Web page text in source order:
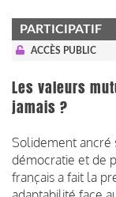
PARTICIPATIF
ACCÈS PUBLIC
Les valeurs
jamais ?
Solidement ancré
démocratie et de
français a fait la